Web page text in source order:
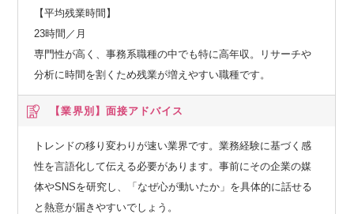
【平均残業時間】
23時間／月
専門性が高く、事務系職種の中でも特に高年収。リサーチや
分析に時間を割くため残業が増えやすい職種です。
【業界別】 面接アドバイス
トレンドの移り変わりが速い業界です。業務経験に基づく感
性を言語化して伝える必要があります。事前にその企業の媒
体やSNSを研究し、「なぜ心が動いたか」を具体的に話せる
と熱意が届きやすいでしょう。